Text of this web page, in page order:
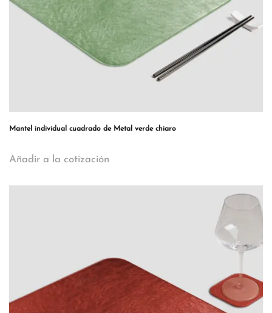
Mantel individual cuadrado de Metal verde chiaro
Añadir a la cotización